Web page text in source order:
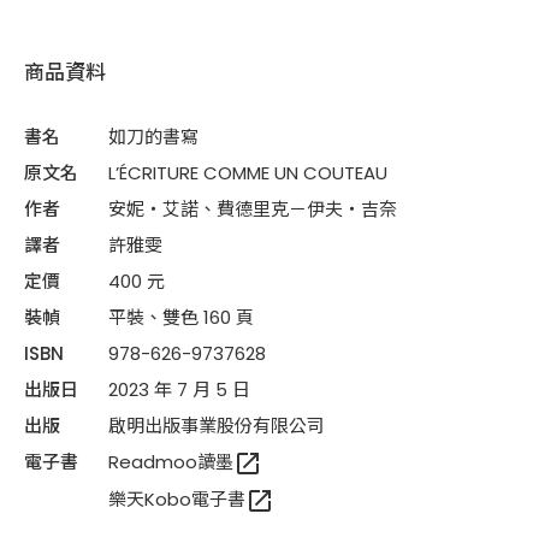
商品資料
書名
如刀的書寫
原文名
L’ÉCRITURE COMME UN COUTEAU
作者
安妮・艾諾 、 費德里克－伊夫・吉奈
譯者
許雅雯
定價
400 元
裝幀
平裝、雙色 160 頁
ISBN
978-626-9737628
出版日
2023 年 7 月 5 日
出版
啟明出版事業股份有限公司
電子書
Readmoo讀墨open_in_new
樂天Kobo電子書open_in_new